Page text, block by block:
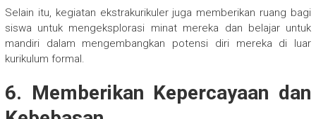
Selain itu, kegiatan ekstrakurikuler juga memberikan ruang bagi
siswa untuk mengeksplorasi minat mereka dan belajar untuk
mandiri dalam mengembangkan potensi diri mereka di luar
kurikulum formal.
6. Memberikan Kepercayaan dan